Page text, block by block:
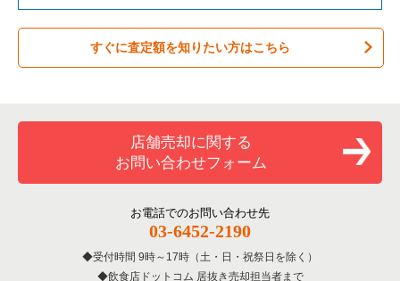
バーの居抜き売却物件の案件一覧
居酒屋・ダイニングバーの居抜き売却物件の案件一覧
洋食の居抜き売却物件の案件一覧
その他の居抜き売却物件の案件一覧
台東区の飲食店の居抜き売却物件の案件一覧
練馬区の飲食店の居抜き売却物件の案件一覧
北区の飲食店の居抜き売却物件の案件一覧
江戸川区の飲食店の居抜き売却物件の案件一覧
東京23区のテイクアウトの居抜き売却物件の案件一覧
東京23区のお弁当・惣菜・デリの居抜き売却物件の案件一覧
東京23区のバーの居抜き売却物件の案件一覧
東京23区の居酒屋・ダイニングバーの居抜き売却物件の案件一
東京23区の専門料理の居抜き売却物件の案件一覧
東京23区の和食の居抜き売却物件の案件一覧
板橋区のバーの居抜き売却物件の案件一覧
板橋区の居酒屋・ダイニングバーの居抜き売却物件の案件一覧
板橋区の洋食の居抜き売却物件の案件一覧
板橋区のその他の居抜き売却物件の案件一覧
すぐに査定額を知りたい方はこちら
店舗売却に関する
お問い合わせフォーム
お電話でのお問い合わせ先
03-6452-2190
受付時間 9時～17時（土・日・祝祭日を除く）
飲食店ドットコム 居抜き売却担当者まで